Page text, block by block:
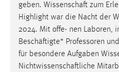
geben. Wissenschaft zum
Highlight war die Nacht der
2024. Mit offe- nen Laboren,
Beschäftigte* Professoren
für besondere Aufgaben
Nichtwissenschaftliche